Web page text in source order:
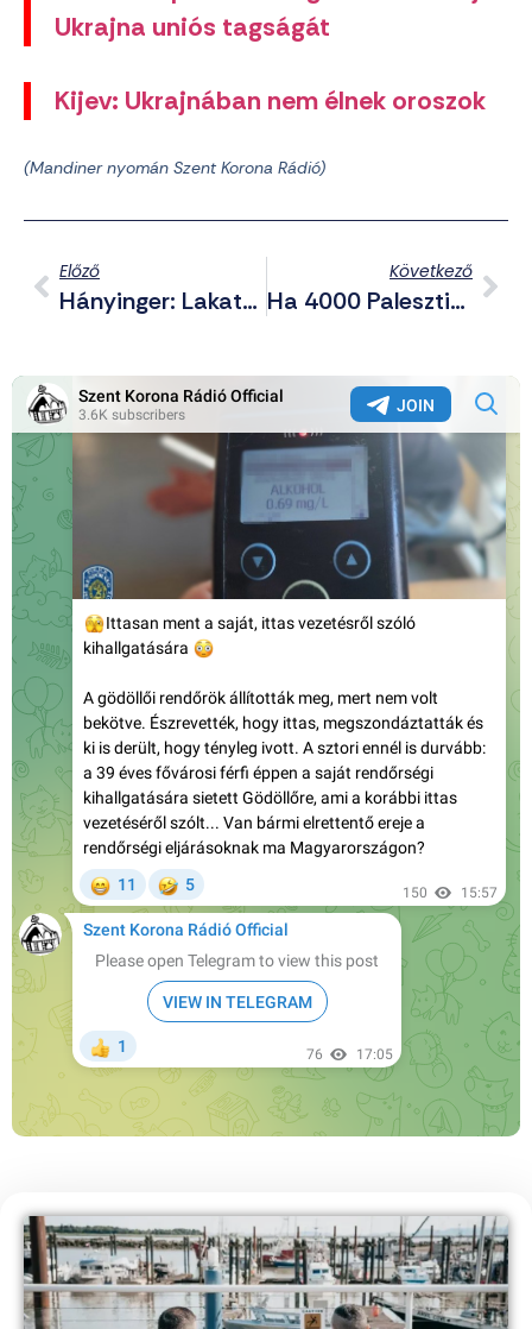
Ukrajna uniós tagságát
Kijev: Ukrajnában nem élnek oroszok
(Mandiner nyomán Szent Korona Rádió)
Előző
Hányinger: Lakatos Márk Szivárványszínű Szoknyában, Menyasszonynak Öltözve Vonaglott Budapesten
Következő
Ha 4000 Palesztin Gyermeket Ölnénk Meg, Az Se Lenne Elég! – Üvöltözte Magából Kikelve Obama Zsidó Tisztviselője A Hot Dogosnak (VIDEÓ)